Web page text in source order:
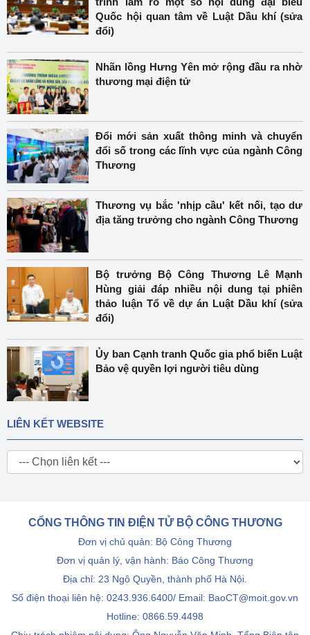
Quốc hội quan tâm về Luật Dầu khí (sửa
đổi)
Nhãn lồng Hưng Yên mở rộng đầu ra nhờ
thương mại điện tử
Đổi mới sản xuất thông minh và chuyển
đổi số trong các lĩnh vực của ngành Công
Thương
Thương vụ bắc 'nhịp cầu' kết nối, tạo dư
địa tăng trưởng cho ngành Công Thương
Bộ trưởng Bộ Công Thương Lê Mạnh
Hùng giải đáp nhiều nội dung tại phiên
thảo luận Tổ về dự án Luật Dầu khí (sửa
đổi)
Ủy ban Cạnh tranh Quốc gia phổ biến Luật
Bảo vệ quyền lợi người tiêu dùng
LIÊN KẾT WEBSITE
CỔNG THÔNG TIN ĐIỆN TỬ BỘ CÔNG THƯƠNG
Đơn vị chủ quản: Bộ Công Thương
Đơn vị quản lý, vận hành: Báo Công Thương
Địa chỉ: 23 Ngô Quyền, thành phố Hà Nội.
Số điện thoại liên hệ: 0243.936.6400/ Email: BaoCT@moit.gov.vn
Hotline: 0866.59.4498